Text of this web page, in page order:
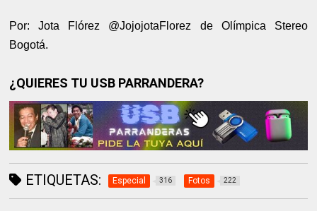
Por: Jota Flórez @JojojotaFlorez de Olímpica Stereo
Bogotá.
¿QUIERES TU USB PARRANDERA?
ETIQUETAS: Especial 316 Fotos 222